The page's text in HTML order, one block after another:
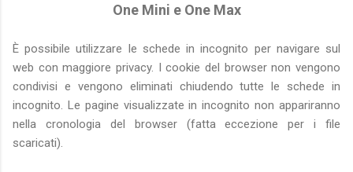
One Mini e One Max
È possibile utilizzare le schede in incognito per navigare sul
web con maggiore privacy. I cookie del browser non vengono
condivisi e vengono eliminati chiudendo tutte le schede in
incognito. Le pagine visualizzate in incognito non appariranno
nella cronologia del browser (fatta eccezione per i file
scaricati).